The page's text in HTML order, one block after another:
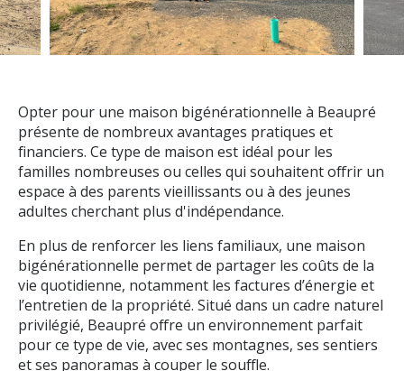
Opter pour une maison bigénérationnelle à Beaupré
présente de nombreux avantages pratiques et
financiers. Ce type de maison est idéal pour les
familles nombreuses ou celles qui souhaitent offrir un
espace à des parents vieillissants ou à des jeunes
adultes cherchant plus d'indépendance.
En plus de renforcer les liens familiaux, une maison
bigénérationnelle permet de partager les coûts de la
vie quotidienne, notamment les factures d’énergie et
l’entretien de la propriété. Situé dans un cadre naturel
privilégié, Beaupré offre un environnement parfait
pour ce type de vie, avec ses montagnes, ses sentiers
et ses panoramas à couper le souffle.